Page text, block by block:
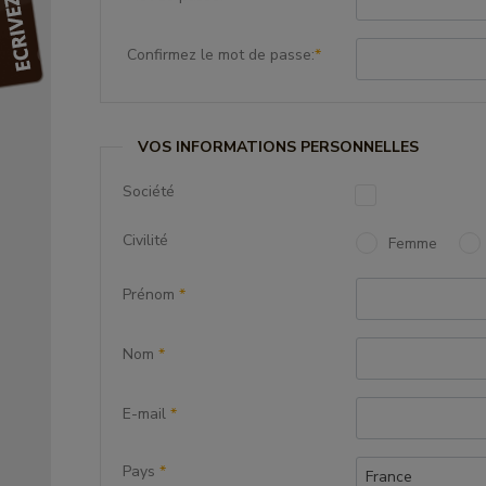
Confirmez le mot de passe:*
VOS INFORMATIONS PERSONNELLES
Société
Civilité Femme
Prénom *
Nom *
E-mail *
Pays * France